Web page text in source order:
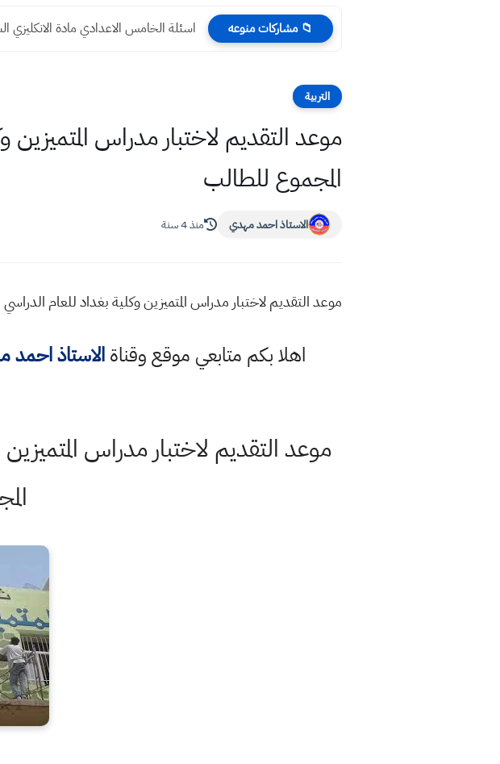
📁 مشاركات منوعه اسئلة الخامس الاعدادي مادة الانكليزي
التربية
المجموع للطالب
الاستاذ احمد مهدي منذ 4 سنة
موعد التقديم لاختبار مدراس المتميزين وكلية بغداد للعام الدراسي الجديد 2022 والمعدل
اهلا بكم متابعي موقع وقناةالاستاذ